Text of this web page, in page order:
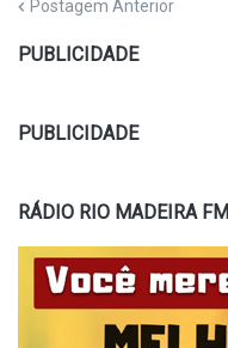
Postagem Anterior
PUBLICIDADE
PUBLICIDADE
RÁDIO RIO MADEIRA FM